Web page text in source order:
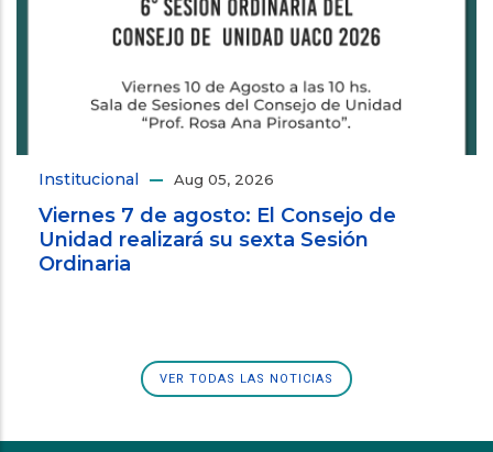
Institucional Aug 05, 2026
Viernes 7 de agosto: El Consejo de
Unidad realizará su sexta Sesión
Ordinaria
VER TODAS LAS NOTICIAS